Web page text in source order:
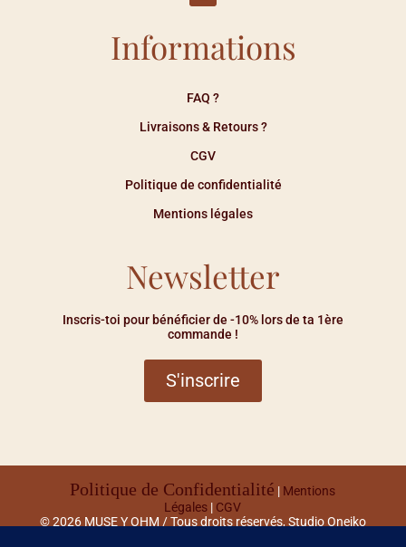
Informations
FAQ ?
Livraisons & Retours ?
CGV
Politique de confidentialité
Mentions légales
Newsletter
Inscris-toi pour bénéficier de -10% lors de ta 1ère
commande !
S'inscrire
Politique de Confidentialité | Mentions
Légales | CGV
© 2026 MUSE Y OHM / Tous droits réservés, Studio Oneiko